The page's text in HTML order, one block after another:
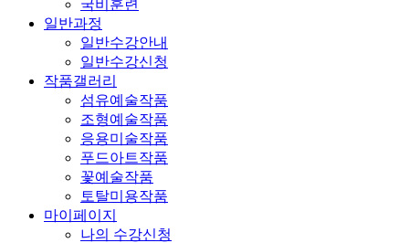
국비훈련
일반과정
일반수강안내
일반수강신청
작품갤러리
섬유예술작품
조형예술작품
응용미술작품
푸드아트작품
꽃예술작품
토탈미용작품
마이페이지
나의 수강신청